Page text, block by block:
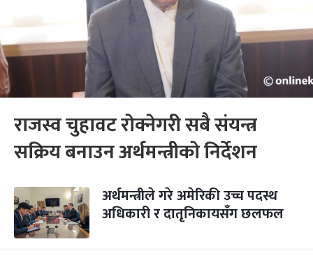
राजस्व चुहावट रोक्नेगरी सबै संयन्त्र
सक्रिय बनाउन अर्थमन्त्रीको निर्देशन
अर्थमन्त्रीले गरे अमेरिकी उच्च पदस्थ
अधिकारी र दातृनिकायसँग छलफल